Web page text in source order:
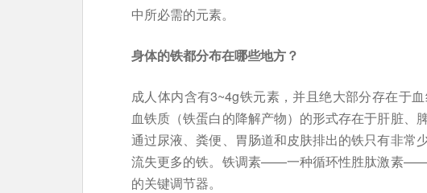
中所必需的元素。
身体的铁都分布在哪些地方？
成人体内含有3~4g铁元素，并且绝大部分存在于
血铁质（铁蛋白的降解产物）的形式存在于肝脏、
通过尿液、粪便、胃肠道和皮肤排出的铁只有非常
流失更多的铁。铁调素——一种循环性胜肽激素
的关键调节器。